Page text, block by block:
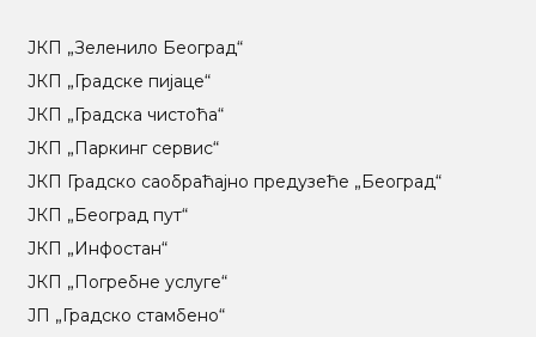
ЈКП „Зеленило Београд“
ЈКП „Градске пијаце“
ЈКП „Градска чистоћа“
ЈКП „Паркинг сервис“
ЈКП Градско саобраћајно предузеће „Београд“
ЈКП „Београд пут“
ЈКП „Инфостан“
ЈКП „Погребне услуге“
ЈП „Градско стамбено“